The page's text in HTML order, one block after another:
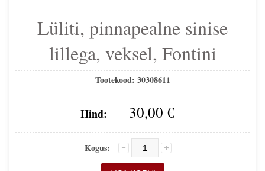
Lüliti, pinnapealne sinise
lillega, veksel, Fontini
Tootekood: 30308611
Hind: 30,00 €
Kogus: